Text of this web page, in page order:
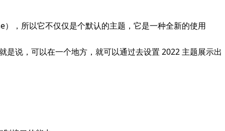
，所以它不仅仅是个默认的主题，它是一种全新的使用
说，可以在一个地方，就可以通过去设置 2022 主题展示出